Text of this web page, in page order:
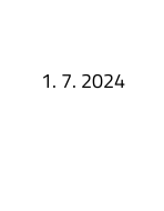
1. 7. 2024